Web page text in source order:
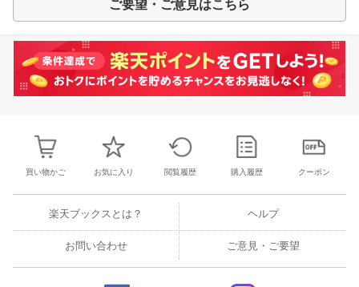
ご要望・ご意見はこちら
買い物かご お気に入り 閲覧履歴 購入履歴 クーポン
楽天ブックスとは？ ヘルプ
お問い合わせ ご意見・ご要望